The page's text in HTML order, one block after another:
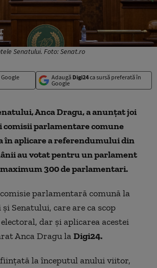
Senatului. Foto: Senat.ro
Adaugă Digi24ca sursă preferată în
Google
Anca Dragu, a anunțat joi
parlamentare comune
în aplicare a referendumului din
au votat pentru un parlament
300 de parlamentari.
parlamentară comună la
Senatului, care are ca scop
dar și aplicarea acestei
Anca Dragu laDigi24.
la începutul anului viitor,